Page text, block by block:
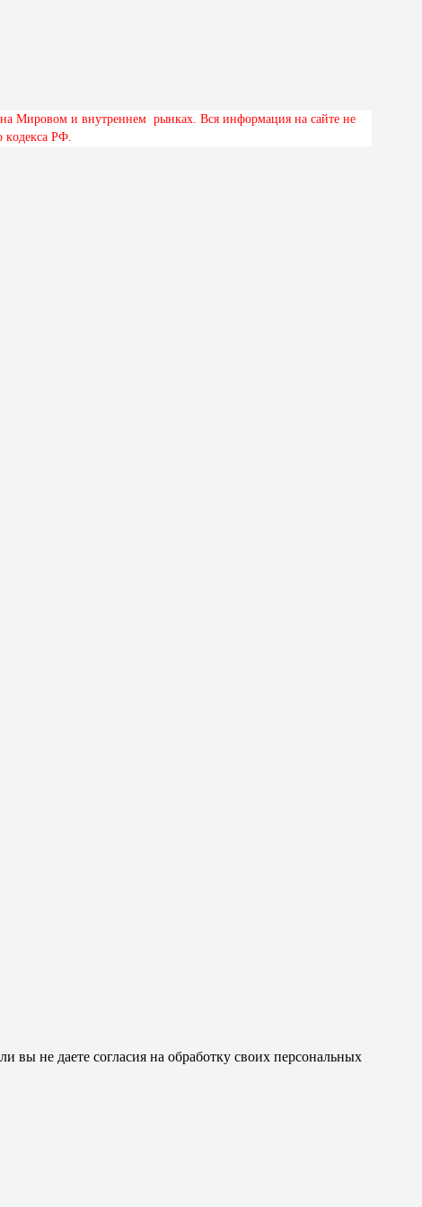
на Мировом и внутреннем рынках. Вся информация на сайте не
кодекса РФ.
вы не даете согласия на обработку своих персональных